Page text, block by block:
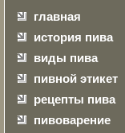
главная
история пива
виды пива
пивной этикет
рецепты пива
пивоварение